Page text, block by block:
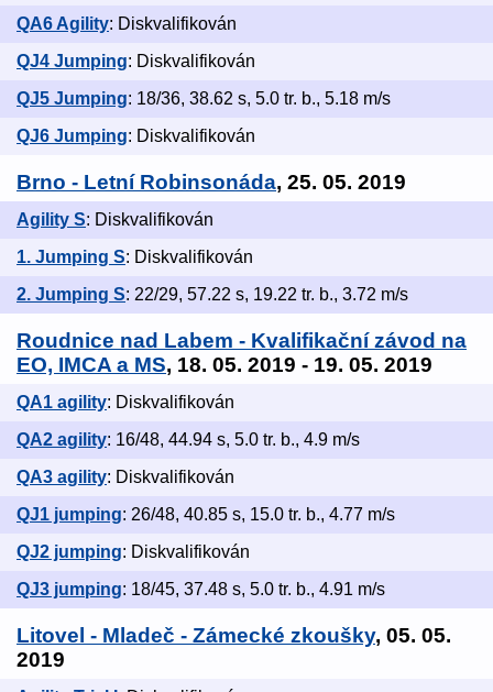
QA6 Agility: Diskvalifikován
QJ4 Jumping: Diskvalifikován
QJ5 Jumping: 18/36, 38.62 s, 5.0 tr. b., 5.18 m/s
QJ6 Jumping: Diskvalifikován
Brno - Letní Robinsonáda, 25. 05. 2019
Agility S: Diskvalifikován
1. Jumping S: Diskvalifikován
2. Jumping S: 22/29, 57.22 s, 19.22 tr. b., 3.72 m/s
Roudnice nad Labem - Kvalifikační závod na
EO, IMCA a MS, 18. 05. 2019 - 19. 05. 2019
QA1 agility: Diskvalifikován
QA2 agility: 16/48, 44.94 s, 5.0 tr. b., 4.9 m/s
QA3 agility: Diskvalifikován
QJ1 jumping: 26/48, 40.85 s, 15.0 tr. b., 4.77 m/s
QJ2 jumping: Diskvalifikován
QJ3 jumping: 18/45, 37.48 s, 5.0 tr. b., 4.91 m/s
Litovel - Mladeč - Zámecké zkoušky, 05. 05.
2019